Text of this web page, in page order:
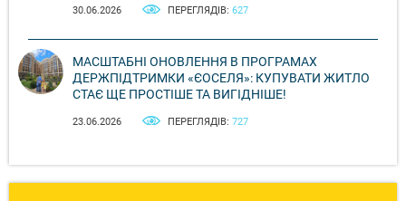
30.06.2026 ПЕРЕГЛЯДІВ: 627
МАСШТАБНІ ОНОВЛЕННЯ В ПРОГРАМАХ
ДЕРЖПІДТРИМКИ «ЄОСЕЛЯ»: КУПУВАТИ ЖИТЛО
СТАЄ ЩЕ ПРОСТІШЕ ТА ВИГІДНІШЕ!
23.06.2026 ПЕРЕГЛЯДІВ: 727